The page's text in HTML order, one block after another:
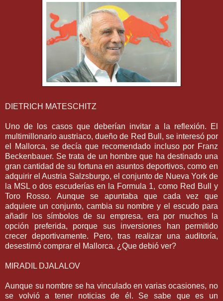
DIETRICH MATESCHITZ
Uno de los casos que deberían invitar a la reflexión. El
multimillonario austriaco, dueño de Red Bull, se interesó por
el Mallorca, se decía que recomendado incluso por Franz
Beckenbauer. Se trata de un hombre que ha destinado una
gran cantidad de su fortuna en asuntos deportivos, como en
adquirir el Austria Salzsburgo, el conjunto de Nueva York de
la MSL o dos escuderías en la Formula 1, como Red Bull y
Toro Rosso. Aunque se apuntaba que cada vez que
adquiere un conjunto, cambia su nombre y el escudo para
añadir los símbolos de su empresa, era por muchos la
opción preferida, porque sus inversiones han permitido
crecer deportivamente. Pero, tras realizar una auditoría,
desestimó comprar el Mallorca. ¿Que debió ver?
MIRADIL DJALALOV
Aunque su nombre se ha vinculado en varias ocasiones, no
se volvió a tener noticias de él. Se sabe que es un